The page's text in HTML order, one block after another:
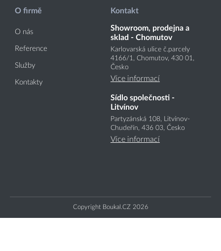
O firmě
O nás
Reference
Služby
Kontakty
Kontakt
Showroom, prodejna a
sklad - Chomutov
Karlovarská ulice č.parcely
4166/1, Chomutov, 430 01,
Česko
Více informací
Sídlo společnosti -
Litvínov
Partyzánská 108, Litvínov-
Chudeřín, 436 03, Česko
Více informací
Copyright Boukal.CZ 2026